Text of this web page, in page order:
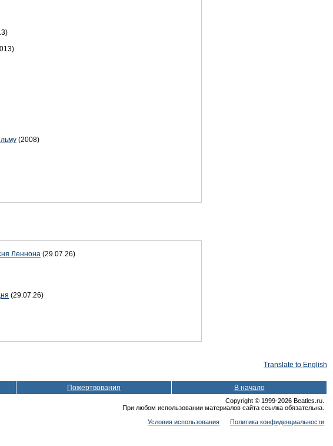
(2008)
Леннона (29.07.26)
(29.07.26)
Translate to English
Пожертвования В начало
Copyright © 1999-2026 Beatles.ru.
При любом использовании материалов сайта ссылка обязательна.
Условия использования
Политика конфиденциальности